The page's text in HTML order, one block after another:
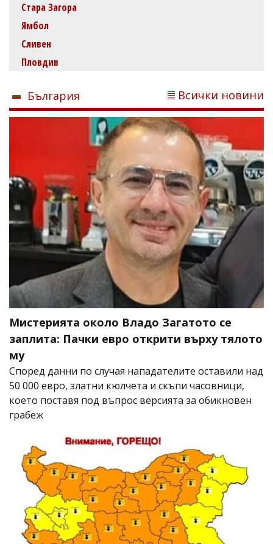
Стара Загора
Ямбол
Сливен
Пловдив
България Всички новини
Мистерията около Владо Загатото се
заплита: Пачки евро открити върху тялото
му
Според данни по случая нападателите оставили над
50 000 евро, златни кюлчета и скъпи часовници,
което поставя под въпрос версията за обикновен
грабеж